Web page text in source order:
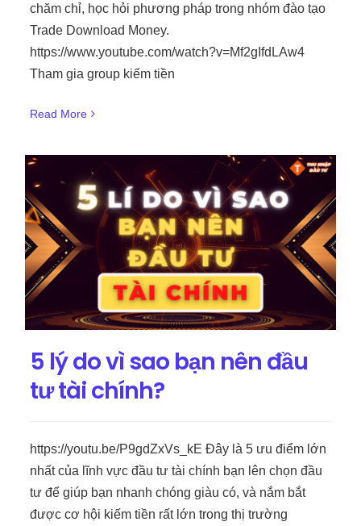
chăm chỉ, học hỏi phương pháp trong nhóm đào tạo
Trade Download Money.
https://www.youtube.com/watch?v=Mf2gIfdLAw4
Tham gia group kiếm tiền
Read More
5 lý do vì sao bạn nên đầu
tư tài chính?
https://youtu.be/P9gdZxVs_kE Đây là 5 ưu điểm lớn
nhất của lĩnh vực đầu tư tài chính bạn lên chọn đầu
tư để giúp bạn nhanh chóng giàu có, và nắm bắt
được cơ hội kiếm tiền rất lớn trong thị trường